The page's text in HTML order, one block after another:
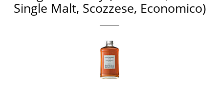
Single Malt, Scozzese, Economico)